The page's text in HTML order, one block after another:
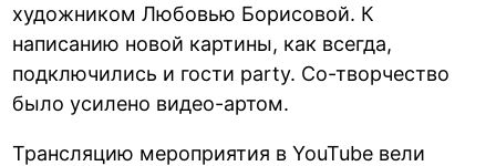
художником Любовью Борисовой. К
написанию новой картины, как всегда,
подключились и гости party. Со-творчество
было усилено видео-артом.
Трансляцию мероприятия в YouTube вели